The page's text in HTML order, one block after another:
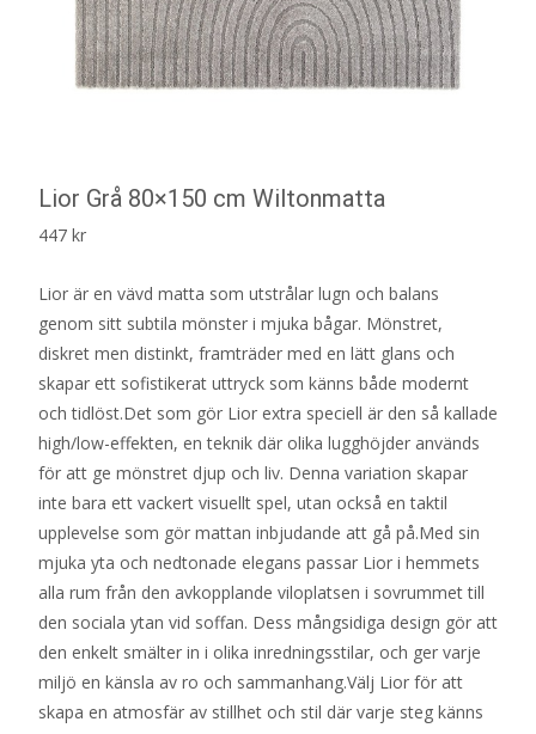
Lior Grå 80×150 cm Wiltonmatta
447 kr
Lior är en vävd matta som utstrålar lugn och balans
genom sitt subtila mönster i mjuka bågar. Mönstret,
diskret men distinkt, framträder med en lätt glans och
skapar ett sofistikerat uttryck som känns både modernt
och tidlöst.Det som gör Lior extra speciell är den så kallade
high/low-effekten, en teknik där olika lugghöjder används
för att ge mönstret djup och liv. Denna variation skapar
inte bara ett vackert visuellt spel, utan också en taktil
upplevelse som gör mattan inbjudande att gå på.Med sin
mjuka yta och nedtonade elegans passar Lior i hemmets
alla rum från den avkopplande viloplatsen i sovrummet till
den sociala ytan vid soffan. Dess mångsidiga design gör att
den enkelt smälter in i olika inredningsstilar, och ger varje
miljö en känsla av ro och sammanhang.Välj Lior för att
skapa en atmosfär av stillhet och stil där varje steg känns